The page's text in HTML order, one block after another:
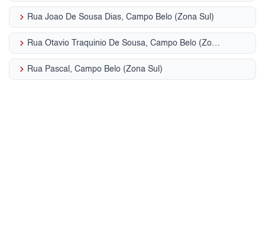
keyboard_arrow_right Rua Joao De Sousa Dias, Campo Belo (Zona Sul)
keyboard_arrow_right Rua Otavio Traquinio De Sousa, Campo Belo (Zona Sul)
keyboard_arrow_right Rua Pascal, Campo Belo (Zona Sul)